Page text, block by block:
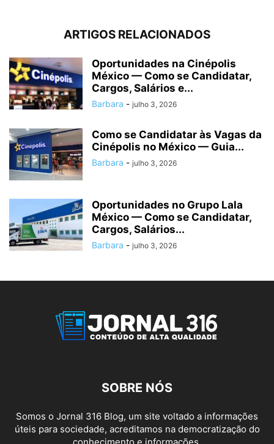
ARTIGOS RELACIONADOS
Oportunidades na Cinépolis
México — Como se Candidatar,
Cargos, Salários e...
Barbara - julho 3, 2026
Como se Candidatar às Vagas da
Cinépolis no México — Guia...
Barbara - julho 3, 2026
Oportunidades no Grupo Lala
México — Como se Candidatar,
Cargos, Salários...
Barbara - julho 3, 2026
SOBRE NÓS
Somos o Jornal 316 Blog, um site voltado a informações
úteis para sociedade, acreditamos na democratização do